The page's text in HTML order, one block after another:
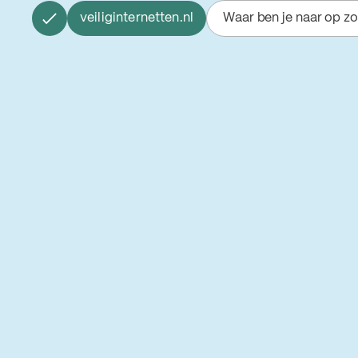
veiliginternetten.nl Waar ben je naar op